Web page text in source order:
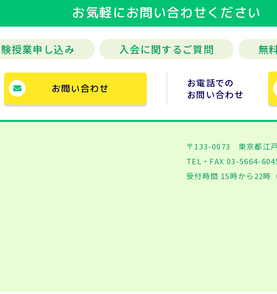
お気軽にお問い合わせください
授業申し込み 入会に関するご質問 無
お問い合わせ
お電話での
お問い合わせ
〒133-0073 東京都江
TEL・FAX 03-5664-
受付時間 15時から22時